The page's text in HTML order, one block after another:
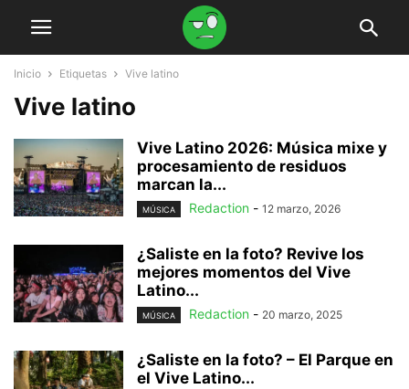
Inicio Etiquetas Vive latino
Vive latino
Vive Latino 2026: Música mixe y
procesamiento de residuos
marcan la...
MÚSICA Redaction - 12 marzo, 2026
¿Saliste en la foto? Revive los
mejores momentos del Vive
Latino...
MÚSICA Redaction - 20 marzo, 2025
¿Saliste en la foto? – El Parque en
el Vive Latino...